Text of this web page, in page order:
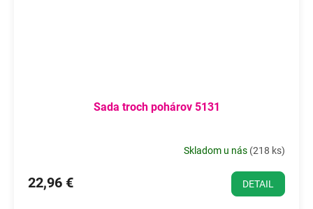
Sada troch pohárov 5131
Skladom u nás (218 ks)
22,96 € DETAIL